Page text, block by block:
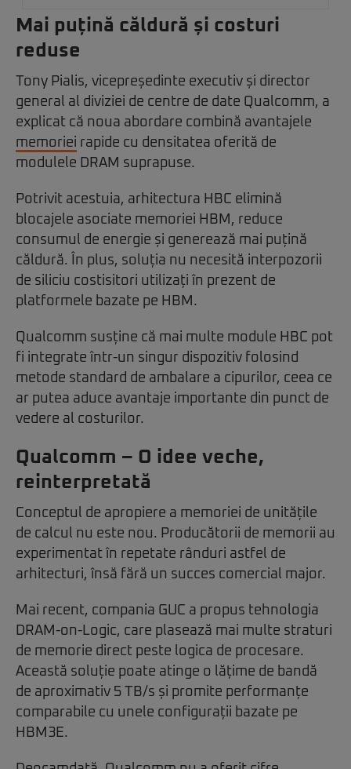
Mai puțină căldură și costuri
reduse
Tony Pialis, vicepreședinte executiv și director
general al diviziei de centre de date Qualcomm, a
explicat că noua abordare combină avantajele
memoriei rapide cu densitatea oferită de
modulele DRAM suprapuse.
Potrivit acestuia, arhitectura HBC elimină
blocajele asociate memoriei HBM, reduce
consumul de energie și generează mai puțină
căldură. În plus, soluția nu necesită interpozorii
de siliciu costisitori utilizați în prezent de
platformele bazate pe HBM.
Qualcomm susține că mai multe module HBC pot
fi integrate într-un singur dispozitiv folosind
metode standard de ambalare a cipurilor, ceea ce
ar putea aduce avantaje importante din punct de
vedere al costurilor.
Qualcomm – O idee veche,
reinterpretată
Conceptul de apropiere a memoriei de unitățile
de calcul nu este nou. Producătorii de memorii au
experimentat în repetate rânduri astfel de
arhitecturi, însă fără un succes comercial major.
Mai recent, compania GUC a propus tehnologia
DRAM-on-Logic, care plasează mai multe straturi
de memorie direct peste logica de procesare.
Această soluție poate atinge o lățime de bandă
de aproximativ 5 TB/s și promite performanțe
comparabile cu unele configurații bazate pe
HBM3E.